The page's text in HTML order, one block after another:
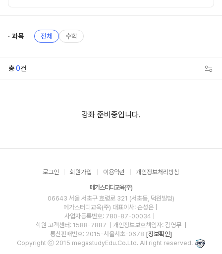
과목 전체 수학
총0건
강좌 준비중입니다.
로그인 회원가입 이용약관 개인정보처리방침
메가스터디교육(주)
06643 서울 서초구 효령로 321 (서초동, 덕원빌딩)
메가스터디교육(주) 대표이사: 손성은 |
사업자등록번호: 780-87-00034
학원 고객센터: 1588-7887
| 개인정보보호책임자: 김영무
통신판매번호: 2015-서울서초-0678 [정보확인]
Copyright ⓒ 2015 megastudyEdu.Co.Ltd. All right reserved.